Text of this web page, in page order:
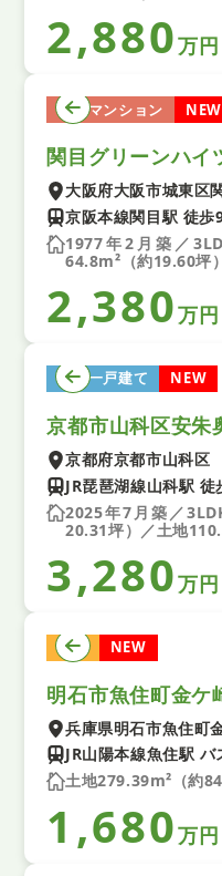
2,880万円
中古マンション NEW
関目グリーンハ
大阪府大阪市城東区
京阪本線関目駅 徒歩
1977年2月築／
64.8m²（約19.60坪）
2,380万円
中古一戸建て NEW
京都府京都市山科区
JR琵琶湖線山科駅 徒
2025年7月築／
20.31坪）／土地
3,280万円
土地 NEW
兵庫県明石市魚住町
JR山陽本線魚住駅
土地279.39m²（約
1,680万円